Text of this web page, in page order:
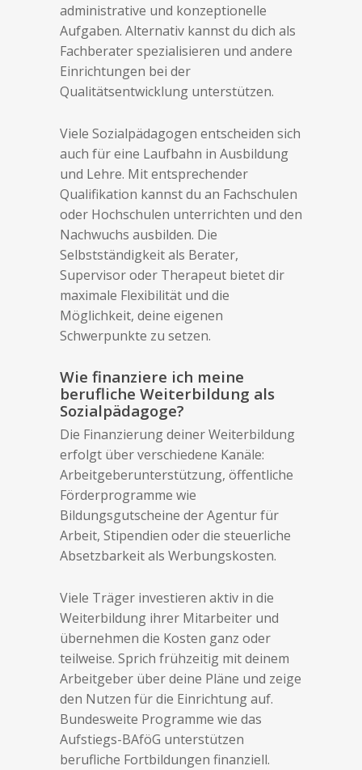
administrative und konzeptionelle
Aufgaben. Alternativ kannst du dich als
Fachberater spezialisieren und andere
Einrichtungen bei der
Qualitätsentwicklung unterstützen.
Viele Sozialpädagogen entscheiden sich
auch für eine Laufbahn in Ausbildung
und Lehre. Mit entsprechender
Qualifikation kannst du an Fachschulen
oder Hochschulen unterrichten und den
Nachwuchs ausbilden. Die
Selbstständigkeit als Berater,
Supervisor oder Therapeut bietet dir
maximale Flexibilität und die
Möglichkeit, deine eigenen
Schwerpunkte zu setzen.
Wie finanziere ich meine
berufliche Weiterbildung als
Sozialpädagoge?
Die Finanzierung deiner Weiterbildung
erfolgt über verschiedene Kanäle:
Arbeitgeberunterstützung, öffentliche
Förderprogramme wie
Bildungsgutscheine der Agentur für
Arbeit, Stipendien oder die steuerliche
Absetzbarkeit als Werbungskosten.
Viele Träger investieren aktiv in die
Weiterbildung ihrer Mitarbeiter und
übernehmen die Kosten ganz oder
teilweise. Sprich frühzeitig mit deinem
Arbeitgeber über deine Pläne und zeige
den Nutzen für die Einrichtung auf.
Bundesweite Programme wie das
Aufstiegs-BAföG unterstützen
berufliche Fortbildungen finanziell.